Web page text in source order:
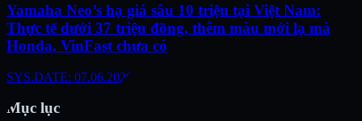
Yamaha Neo’s hạ giá sâu 10 triệu tại Việt Nam:
Thực tế dưới 37 triệu đồng, thêm màu mới lạ mà
Honda, VinFast chưa có
SYS.DATE: 07.06.2026
Mục lục